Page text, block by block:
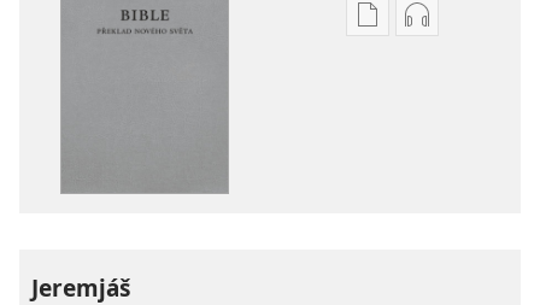
FormátyFormáty
Jeremjáš